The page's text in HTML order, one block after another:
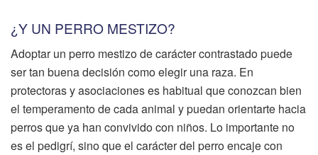
¿Y UN PERRO MESTIZO?
Adoptar un perro mestizo de carácter contrastado puede
ser tan buena decisión como elegir una raza. En
protectoras y asociaciones es habitual que conozcan bien
el temperamento de cada animal y puedan orientarte hacia
perros que ya han convivido con niños. Lo importante no
es el pedigrí, sino que el carácter del perro encaje con